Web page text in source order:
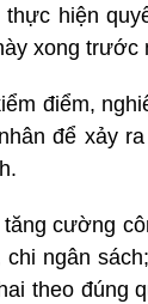
hiện
xong trước
điểm,
để xảy
cường
ngân
theo đúng